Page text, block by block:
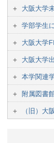
大阪大学
学部学生
大阪大学
大阪大学
本学関連
附属図書
（旧）大